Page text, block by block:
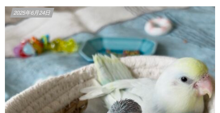
2025年6月24日